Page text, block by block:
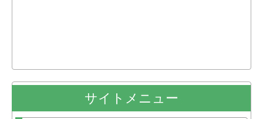
サイトメニュー